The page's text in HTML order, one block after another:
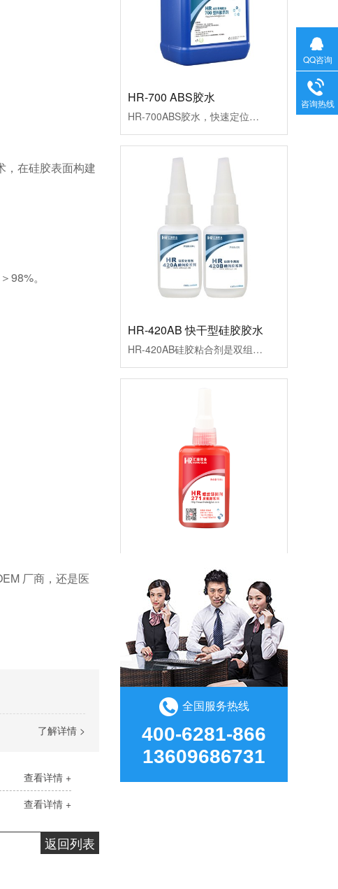
，在硅胶表面构建
98%。
厂商，还是医
了解详情 >
查看详情 +
查看详情 +
返回列表
HR-420AB硅胶粘合剂是双组分硅胶专用胶水，处理剂配胶水使用粘硅胶达到破材级，具有快速固化、强力不发白、抗震特点，适用于硅胶粘硅胶、硅胶粘金属、塑料、木材等，已通过欧盟ROHS标准和REACH检测。应用行业：硅胶行业、电子电器、医疗行业、日用品、装饰品、塑料制品、包装行业等。产品应用：硅胶管和塑料套接、硅胶和塑料套接、硅胶套接、硅胶粘ABS、硅胶粘PC、硅胶粘PVC等
HR-419 硅胶处理剂
全国服务热线
400-6281-866
13609686731
QQ咨询
咨询热线